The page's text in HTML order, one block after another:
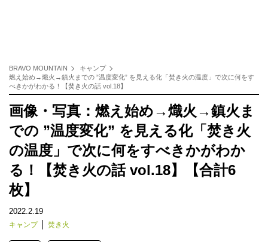
BRAVO MOUNTAIN
キャンプ
燃え始め→熾火→鎮火までの ”温度変化” を見える化「焚き火の温度」で次に何をす
べきかがわかる！【焚き火の話 vol.18】
画像・写真：燃え始め→熾火→鎮火ま
での ”温度変化” を見える化「焚き火
の温度」で次に何をすべきかがわか
る！【焚き火の話 vol.18】【合計6
枚】
2022.2.19
キャンプ 焚き火